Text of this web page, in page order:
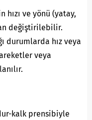
hızı ve yönü (yatay,
değiştirilebilir.
durumlarda hız veya
veya
kalk prensibiyle